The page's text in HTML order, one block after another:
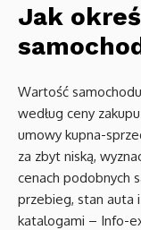
Jak
Wartość
według ceny
umowy kupna-
za zbyt niską,
cenach podobnych
przebieg, stan auta
katalogami – Info-